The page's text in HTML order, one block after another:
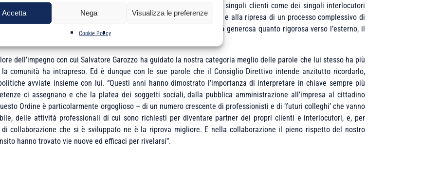
Accetta Nega Visualizza le preferenze
Cookie Policy
le condizioni socio-economiche attuali e di prospettiva, dei singoli clienti come dei singoli interlocutori
esprimere il proprio migliore contributo al superamento della crisi e alla ripresa di un processo complessivo di
percorso di consapevolezza del proprio valore e di apertura tanto generosa quanto rigorosa verso l’esterno, il
delle nostre politiche di categoria”.
dell’impegno con cui Salvatore Garozzo ha guidato la nostra categoria meglio delle parole che lui stesso ha più
comunità ha intrapreso. Ed è dunque con le sue parole che il Consiglio Direttivo intende anzitutto ricordarlo,
avviate insieme con lui. “Questi anni hanno dimostrato l’importanza di interpretare in chiave sempre più
ci assegnano e che la platea dei soggetti sociali, dalla pubblica amministrazione all’impresa al cittadino
Ordine è particolarmente orgoglioso – di un numero crescente di professionisti e di ‘futuri colleghi’ che vanno
delle attività professionali di cui sono richiesti per diventare partner dei propri clienti e interlocutori, e, per
collaborazione che si è sviluppato ne è la riprova migliore. E nella collaborazione il pieno rispetto del nostro
hanno trovato vie nuove ed efficaci per rivelarsi”.